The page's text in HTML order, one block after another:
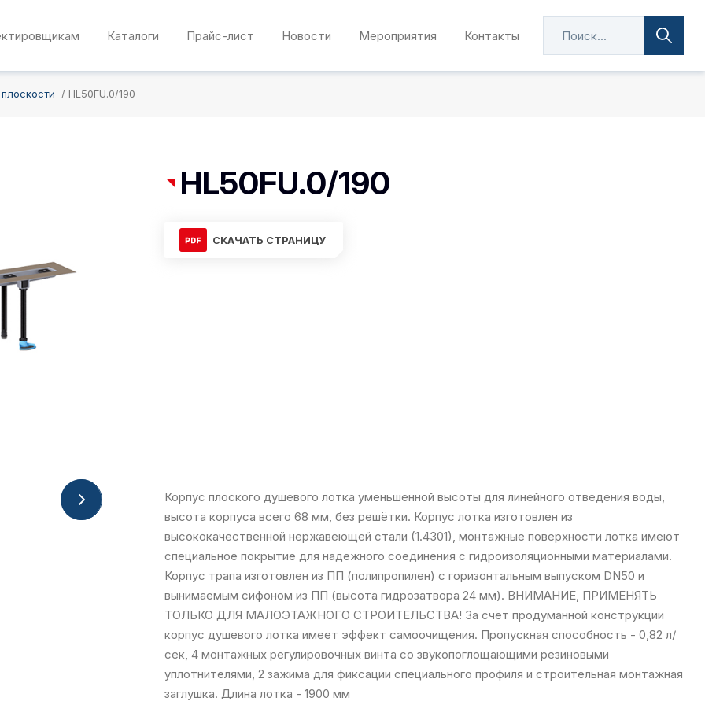
Каталоги Прайс-лист Новости Мероприятия Контакты
HL50FU.0/190
HL50FU.0/190
СКАЧАТЬ СТРАНИЦУ
Корпус плоского душевого лотка уменьшенной высоты для линейного отведения воды,
высота корпуса всего 68 мм, без решётки. Корпус лотка изготовлен из
высококачественной нержавеющей стали (1.4301), монтажные поверхности лотка имеют
специальное покрытие для надежного соединения с гидроизоляционными материалами.
Корпус трапа изготовлен из ПП (полипропилен) с горизонтальным выпуском DN50 и
вынимаемым сифоном из ПП (высота гидрозатвора 24 мм). ВНИМАНИЕ, ПРИМЕНЯТЬ
ТОЛЬКО ДЛЯ МАЛОЭТАЖНОГО СТРОИТЕЛЬСТВА! За счёт продуманной конструкции
корпус душевого лотка имеет эффект самоочищения. Пропускная способность - 0,82 л/
сек, 4 монтажных регулировочных винта со звукопоглощающими резиновыми
уплотнителями, 2 зажима для фиксации специального профиля и строительная монтажная
заглушка. Длина лотка - 1900 мм